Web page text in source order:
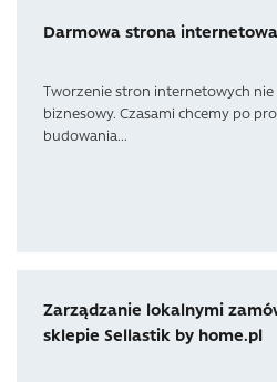
Darmowa strona
Tworzenie stron internetowych
biznesowy. Czasami chcemy po
budowania...
Zarządzanie lokalnymi
sklepie Sellastik by home.pl